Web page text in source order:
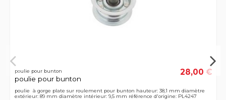
poulie pour bunton
poulie pour bunton
28,00 €
poulie à gorge plate sur roulement pour bunton hauteur: 38,1 mm diamètre
extérieur: 89 mm diamètre intérieur: 9,5 mm référence d'origine: PL4247